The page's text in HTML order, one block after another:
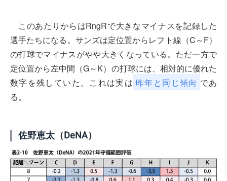
このあたりからはRngRで大きなマイナスを記録した
選手たちになる。サンズは定位置からレフト線（C～F）
の打球でマイナスがやや大きくなっている。ただ一方で
定位置から左中間（G～K）の打球には、相対的に優れた
数字を残していた。これは実は 昨年と同じ傾向 であ
る。
佐野恵太（DeNA）